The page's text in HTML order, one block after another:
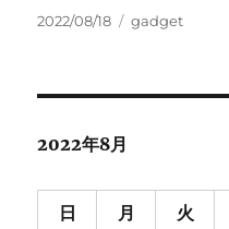
投
2022/08/18
カ
gadget
2022年8月
日 月 火